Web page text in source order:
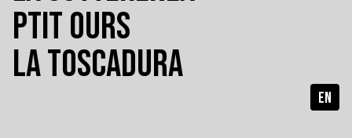
PTIT OURS
LA TOSCADURA
EN